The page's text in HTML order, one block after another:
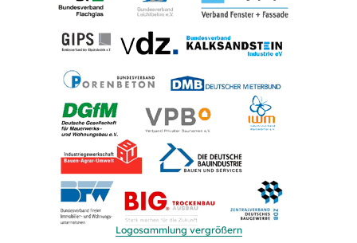
Logosammlung vergrößern